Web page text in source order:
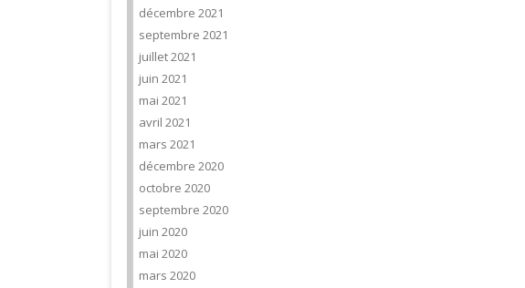
décembre 2021
septembre 2021
juillet 2021
juin 2021
mai 2021
avril 2021
mars 2021
décembre 2020
octobre 2020
septembre 2020
juin 2020
mai 2020
mars 2020